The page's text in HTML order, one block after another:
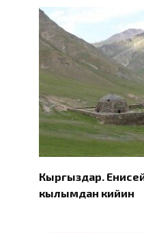
Кыргыздар.
кылымдан кийин